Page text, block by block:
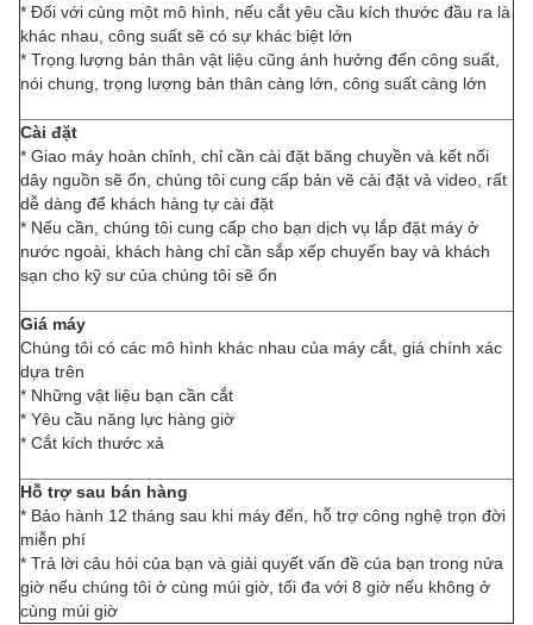
* Đối với cùng một mô hình, nếu cắt yêu cầu kích thước đầu ra là
khác nhau, công suất sẽ có sự khác biệt lớn
* Trọng lượng bản thân vật liệu cũng ảnh hưởng đến công suất,
nói chung, trọng lượng bản thân càng lớn, công suất càng lớn
Cài đặt
* Giao máy hoàn chỉnh, chỉ cần cài đặt băng chuyền và kết nối
dây nguồn sẽ ổn, chúng tôi cung cấp bản vẽ cài đặt và video, rất
dễ dàng để khách hàng tự cài đặt
* Nếu cần, chúng tôi cung cấp cho bạn dịch vụ lắp đặt máy ở
nước ngoài, khách hàng chỉ cần sắp xếp chuyến bay và khách
sạn cho kỹ sư của chúng tôi sẽ ổn
Giá máy
Chúng tôi có các mô hình khác nhau của máy cắt, giá chính xác
dựa trên
* Những vật liệu bạn cần cắt
* Yêu cầu năng lực hàng giờ
* Cắt kích thước xả
Hỗ trợ sau bán hàng
* Bảo hành 12 tháng sau khi máy đến, hỗ trợ công nghệ trọn đời
miễn phí
* Trả lời câu hỏi của bạn và giải quyết vấn đề của bạn trong nửa
giờ nếu chúng tôi ở cùng múi giờ, tối đa với 8 giờ nếu không ở
cùng múi giờ